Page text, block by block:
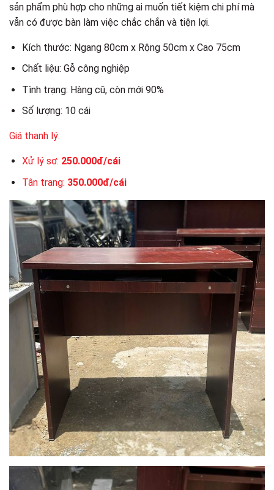
sản phẩm phù hợp cho những ai muốn tiết kiệm chi phí mà
vẫn có được bàn làm việc chắc chắn và tiện lợi.
Kích thước: Ngang 80cm x Rộng 50cm x Cao 75cm
Chất liệu: Gỗ công nghiệp
Tình trạng: Hàng cũ, còn mới 90%
Số lượng: 10 cái
Giá thanh lý:
Xử lý sơ: 250.000đ/cái
Tân trang: 350.000đ/cái